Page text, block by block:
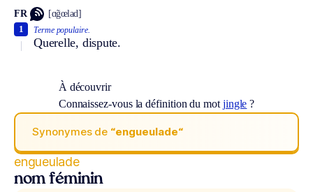
FR [ɑ̃gœlad]
Terme populaire.
Querelle, dispute.
1
À découvrir
Connaissez-vous la définition du mot jingle ?
Synonymes de “engueulade“
engueulade
nom féminin